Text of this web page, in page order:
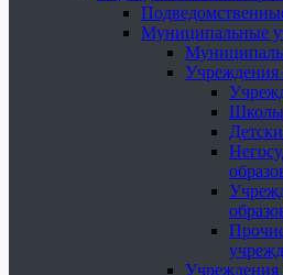
Муниципальные
Учреждения
Школы
Учреждения